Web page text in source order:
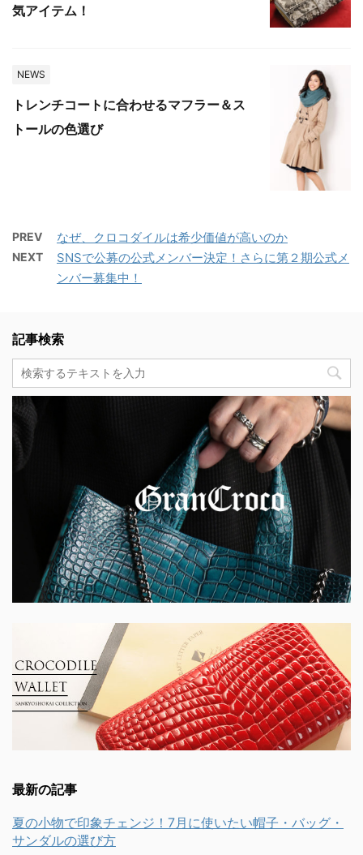
気アイテム！
NEWS
トレンチコートに合わせるマフラー＆ス
トールの色選び
PREV なぜ、クロコダイルは希少価値が高いのか
NEXT
SNSで公募の公式メンバー決定！さらに第２期公式メ
ンバー募集中！
記事検索
最新の記事
夏の小物で印象チェンジ！7月に使いたい帽子・バッグ・
サンダルの選び方